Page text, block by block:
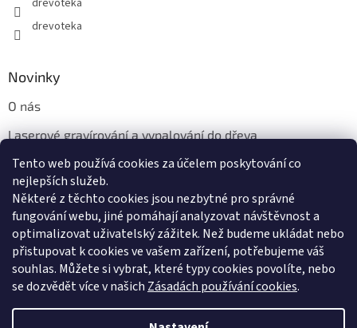
Tento web používá cookies za účelem poskytování co
nejlepších služeb.
Některé z těchto cookies jsou nezbytné pro správné
fungování webu, jiné pomáhají analyzovat návštěvnost a
optimalizovat uživatelský zážitek. Než budeme ukládat nebo
přistupovat k cookies ve vašem zařízení, potřebujeme váš
souhlas. Můžete si vybrat, které typy cookies povolíte, nebo
se dozvědět více v našich Zásadách používání cookies.
drevoteka
drevoteka
Novinky
O nás
Laserové gravírování a vypalování do dřeva
Proč jíst z přírodních dřevěných talířů: Ekologická a Stylová
Volba